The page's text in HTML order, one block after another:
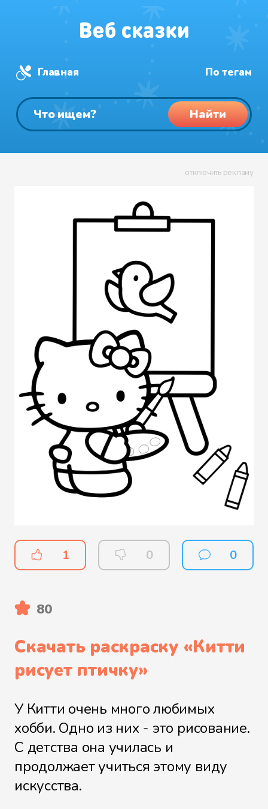
Главная По тегам
Найти
отключить рекламу
1 0 0
80
Скачать раскраску «Китти
рисует птичку»
У Китти очень много любимых
хобби. Одно из них - это рисование.
С детства она училась и
продолжает учиться этому виду
искусства.